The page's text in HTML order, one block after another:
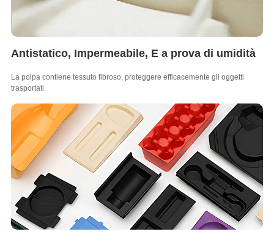
Antistatico, Impermeabile, E a prova di umidità
La polpa contiene tessuto fibroso, proteggere efficacemente gli oggetti
trasportati.